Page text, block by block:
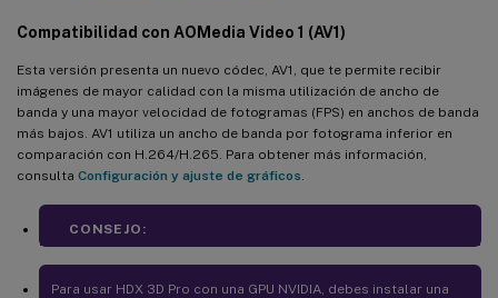
Compatibilidad con AOMedia Video 1 (AV1)
Esta versión presenta un nuevo códec, AV1, que te permite recibir
imágenes de mayor calidad con la misma utilización de ancho de
banda y una mayor velocidad de fotogramas (FPS) en anchos de banda
más bajos. AV1 utiliza un ancho de banda por fotograma inferior en
comparación con H.264/H.265. Para obtener más información,
consulta Configuración y ajuste de gráficos
CONSEJO:
Para usar HDX 3D Pro con una GPU NVIDIA, debes instalar una
Mejora de XDPing para admitir comprobaciones de problemas de
Realm probado exhaustivamente para Amazon Linux 2, RHEL
7.9 y CentOS 7.9
¿Qué hay de nuevo en la versión 2305?
Compatibilidad con SQLite
Mejoras en el inicio de sesión
Más claves de registro disponibles para la configuración del
directorio de inicio temporal